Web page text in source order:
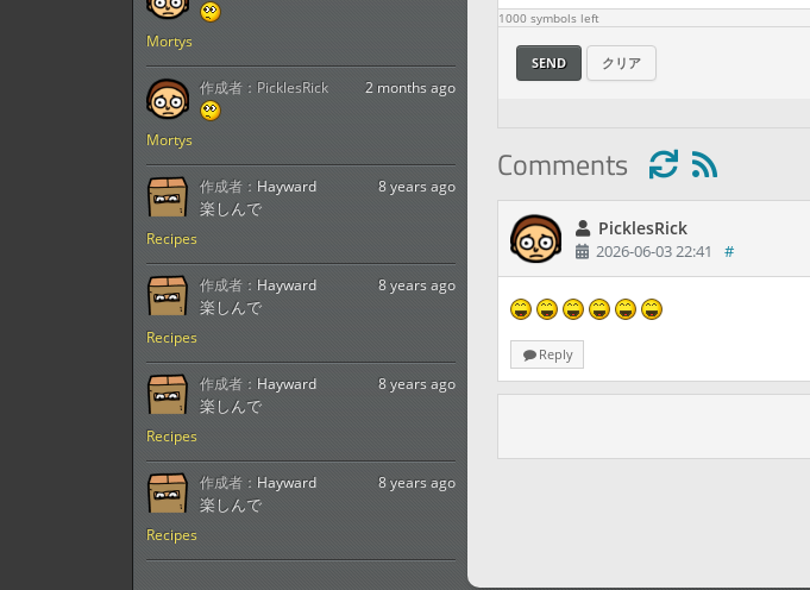
Mortys
Mortys
2 months ago
作成者： PicklesRick
Recipes
8 years ago
楽しんで
作成者： Hayward
Recipes
8 years ago
楽しんで
作成者： Hayward
Recipes
8 years ago
楽しんで
作成者： Hayward
Recipes
8 years ago
楽しんで
作成者： Hayward
1000symbols left
SEND クリア
Comments
PicklesRick
2026-06-03 22:41 #
Reply